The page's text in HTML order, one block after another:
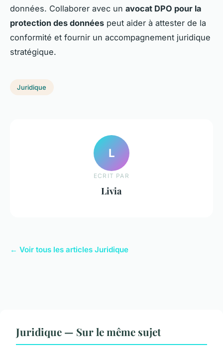
données. Collaborer avec un avocat DPO pour la
protection des données peut aider à attester de la
conformité et fournir un accompagnement juridique
stratégique.
Juridique
L
ECRIT PAR
Livia
← Voir tous les articles Juridique
Juridique — Sur le même sujet